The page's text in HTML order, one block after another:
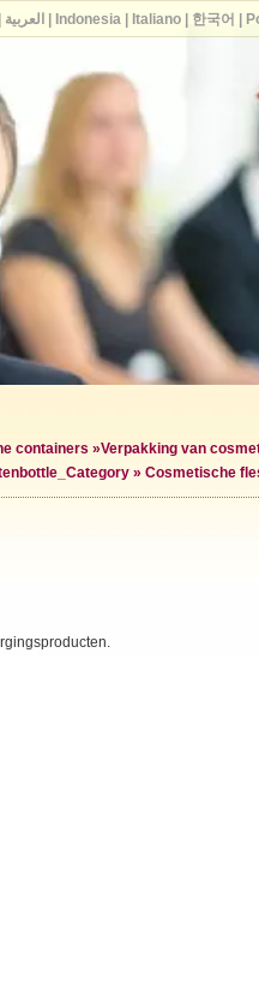
containers »Verpakking van
bottle_Category » Cosmetische
العربية Indonesia| Italiano| 한국어